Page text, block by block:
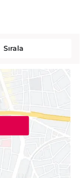
Sırala